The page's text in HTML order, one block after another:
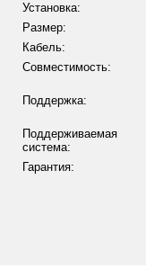
Установка:
Размер:
Кабель:
Совместимость:
Поддержка:
Поддерживаемая
система:
Гарантия: